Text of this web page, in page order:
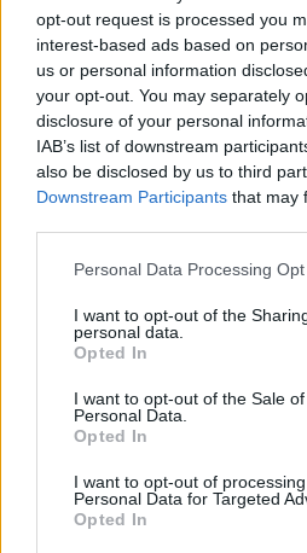
opt-out request is processed you
interest-based ads based on
us or personal information
your opt-out. You may separately
disclosure of your personal
IAB’s list of downstream
also be disclosed by us to third
Downstream Participants that may
Personal Data Processing
I want to opt-out of the
personal data.
Opted In
I want to opt-out of the Sale
Personal Data.
Opted In
I want to opt-out of
Personal Data for Targeted
Opted In